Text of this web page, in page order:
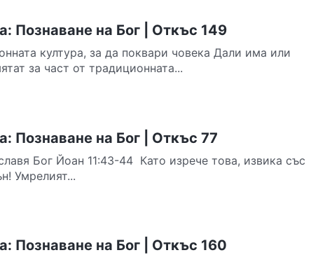
Познаване на Бог | Откъс 149
култура, за да поквари човека Дали има или
за част от традиционната...
Познаване на Бог | Откъс 77
Бог Йоан 11:43-44 Като изрече това, извика със
Умрелият...
Познаване на Бог | Откъс 160